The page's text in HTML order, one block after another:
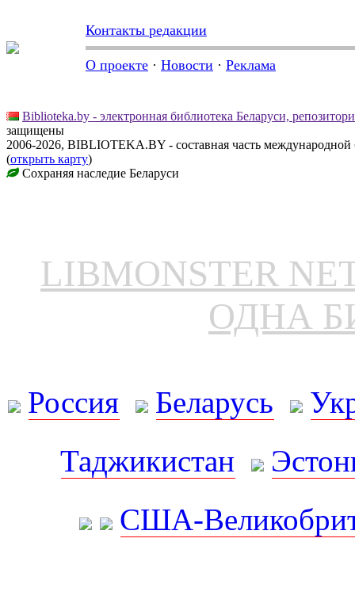
Контакты редакции
О проекте · Новости · Реклама
Biblioteka.by - электронная библиотека Беларуси,
защищены
2006-2026, BIBLIOTEKA.BY - составная часть
(открыть карту)
Сохраняя наследие Беларуси
LIBMONSTER
ОДНА
Россия Беларусь
Таджикистан
США-